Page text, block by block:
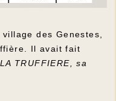
des Genestes,
Il avait fait
TRUFFIERE, sa